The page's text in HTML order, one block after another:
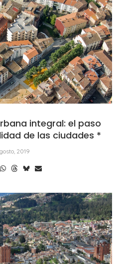
integral: el paso
de las ciudades *
2019